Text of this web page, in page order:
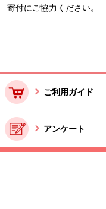
寄付にご協力ください。
ご利用ガイド
アンケート